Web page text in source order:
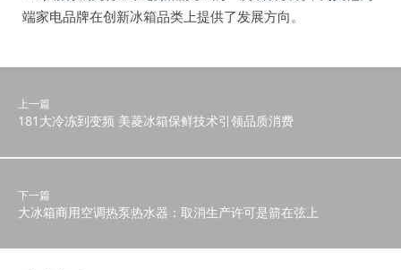
端家电品牌在创新冰箱品类上提供了发展方向。
上一篇
181大冷冻到变频 美菱冰箱保鲜技术引领品质消费
下一篇
大冰箱商用空调热泵热水器：取消生产许可是箭在弦上